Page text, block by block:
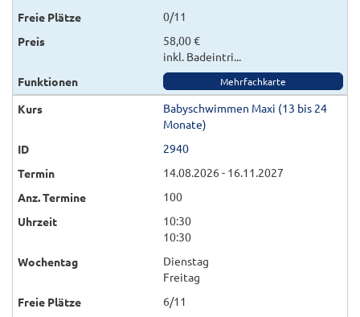
0/11
58,00 €
inkl. Badeintri...
Mehrfachkarte
Babyschwimmen Maxi (13 bis 24
Monate)
2940
14.08.2026 - 16.11.2027
100
10:30
10:30
Dienstag
Freitag
6/11